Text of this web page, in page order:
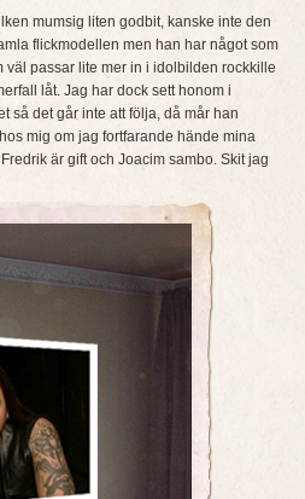
mumsig liten godbit, kanske inte den
flickmodellen men han har något som
väl passar lite mer in i idolbilden rockkille
låt. Jag har dock sett honom i
så det går inte att följa, då mår han
mig om jag fortfarande hände mina
är gift och Joacim sambo. Skit jag